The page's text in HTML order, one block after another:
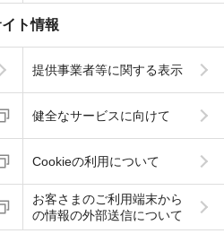
ト情報
提供事業者等に関する表示
健全なサービスに向けて
Cookieの利用について
お客さまのご利用端末から
の情報の外部送信について